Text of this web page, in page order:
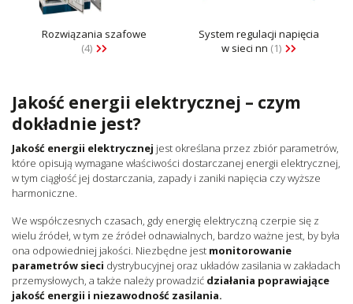
Rozwiązania szafowe
(4)
System regulacji napięcia
w sieci nn (1)
Jakość energii elektrycznej – czym
dokładnie jest?
Jakość energii elektrycznej jest określana przez zbiór parametrów,
które opisują wymagane właściwości dostarczanej energii elektrycznej,
w tym ciągłość jej dostarczania, zapady i zaniki napięcia czy wyższe
harmoniczne.
We współczesnych czasach, gdy energię elektryczną czerpie się z
wielu źródeł, w tym ze źródeł odnawialnych, bardzo ważne jest, by była
ona odpowiedniej jakości. Niezbędne jest monitorowanie
parametrów sieci dystrybucyjnej oraz układów zasilania w zakładach
przemysłowych, a także należy prowadzić działania poprawiające
jakość energii i niezawodność zasilania.